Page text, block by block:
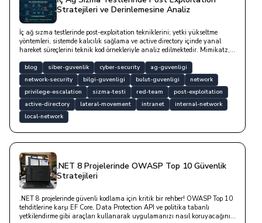
Stratejileri ve Derinlemesine Analiz
İç ağ sızma testlerinde post-exploitation tekniklerini; yetki yükseltme
yöntemleri, sistemde kalıcılık sağlama ve active directory içinde yanal
hareket süreçlerini teknik kod örnekleriyle analiz edilmektedir. Mimikatz,
blog siber-guvenlik cyber-security
ag-guvenligi
network-security
bilgi-guvenligi bulut-guvenligi
network
privilege-escalation
sizma-testi red-team
post-exploitation
active-directory
lateral-movement intranet
internal-network
local-network
.NET 8 Projelerinde OWASP Top 10 Güvenlik
Stratejileri
.NET 8 projelerinde güvenli kodlama için kritik bir rehber! OWASP Top 10
tehditlerine karşı EF Core, Data Protection API ve politika tabanlı
yetkilendirme gibi araçları kullanarak uygulamanızı nasıl koruyacağınızı